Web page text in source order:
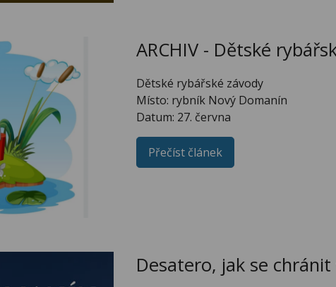
ARCHIV - Dětské
Dětské rybářské závody
Místo: rybník Nový Domanín
Datum: 27. června
Přečíst článek
Desatero, jak se